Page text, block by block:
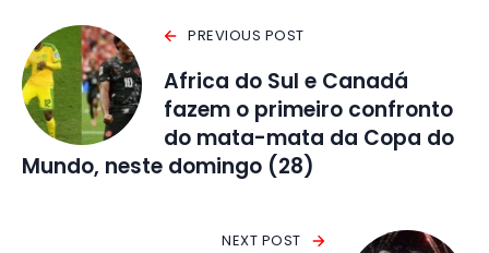
PREVIOUS POST
Africa do Sul e Canadá
fazem o primeiro confronto
do mata-mata da Copa do
Mundo, neste domingo (28)
NEXT POST